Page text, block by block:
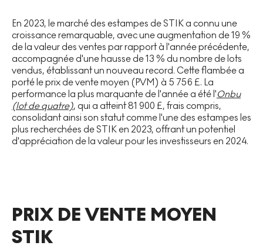
En 2023, le marché des estampes de STIK a connu une
croissance remarquable, avec une augmentation de 19 %
de la valeur des ventes par rapport à l'année précédente,
accompagnée d'une hausse de 13 % du nombre de lots
vendus, établissant un nouveau record. Cette flambée a
porté le prix de vente moyen (PVM) à 5 756 £. La
performance la plus marquante de l'année a été l'Onbu
(lot de quatre), qui a atteint 81 900 £, frais compris,
consolidant ainsi son statut comme l'une des estampes les
plus recherchées de STIK en 2023, offrant un potentiel
d'appréciation de la valeur pour les investisseurs en 2024.
PRIX DE VENTE MOYEN
STIK